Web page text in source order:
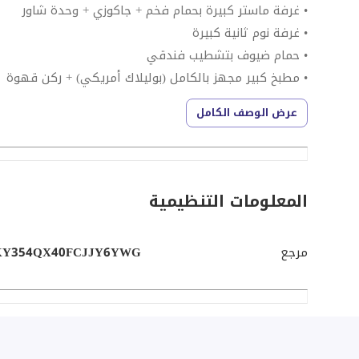
• غرفة ماستر كبيرة بحمام فخم + جاكوزي + وحدة شاور
• غرفة نوم ثانية كبيرة
• حمام ضيوف بتشطيب فندقي
• مطبخ كبير مجهز بالكامل (بوليلاك أمريكي) + ركن قهوة
• ريسبشن كامل الفرش (كنبة فيرساتشي + سفرة كبيرة)
• تكييفات Carrier في جميع أنحاء الشقة
• شاشات LG
• جميع الفرش بضمان 5 سنوات
الحديقة:
• منطقة BBQ
• كاميرات مراقبة + إنترنت
عرض الوصف الكامل
المعلومات التنظيمية
مرجع